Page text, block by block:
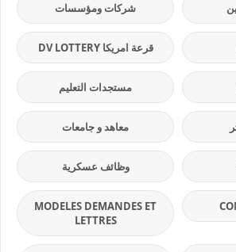
شركات ومؤسسات
قرعة امريكا DV LOTTERY
مستجدات التعليم
معاهد و جامعات
وظائف عسكرية
MODELES DEMANDES ET
LETTRES